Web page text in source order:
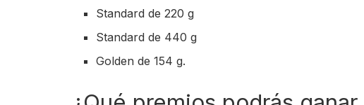
Standard de 220 g
Standard de 440 g
Golden de 154 g.